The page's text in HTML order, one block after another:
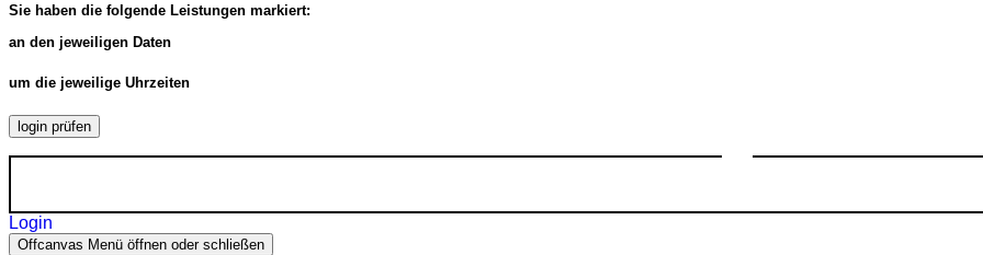
Sie haben die folgende Leistungen markiert:
an den jeweiligen Daten
um die jeweilige Uhrzeiten
login prüfen
Login
Offcanvas Menü öffnen oder schließen